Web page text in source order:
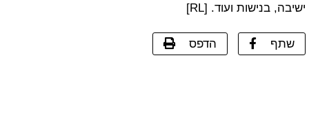
ישיבה, בנישות ועוד. [RL]
שתף הדפס